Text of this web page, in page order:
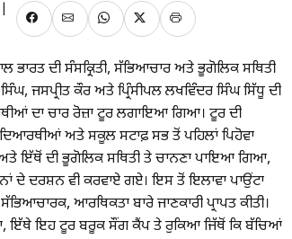
ਦੀ ਸੰਸਕ੍ਰਿਤੀ, ਸੱਭਿਆਚਾਰ ਅਤੇ ਭੂਗੋਲਿਕ ਸਥਿਤੀ
ਜਸਪ੍ਰੀਤ ਕੌਰ ਅਤੇ ਪ੍ਰਿੰਸੀਪਲ ਲਖਵਿੰਦਰ ਸਿੰਘ ਸਿੱਧੂ ਦੀ
ਦਾ ਚਾਰ ਰੋਜ਼ਾ ਟੂਰ ਲਗਾਇਆ ਗਿਆ। ਟੂਰ ਦੀ
ਅਤੇ ਸਕੂਲ ਸਟਾਫ਼ ਸਭ ਤੋਂ ਪਹਿਲਾਂ ਪਿਹੋਵਾ
ਇੱਥੋਂ ਦੀ ਭੂਗੋਲਿਕ ਸਥਿਤੀ ਤੇ ਚਾਨਣਾ ਪਾਇਆ ਗਿਆ,
ਦੇ ਦਰਸ਼ਨ ਵੀ ਕਰਵਾਏ ਗਏ। ਇਸ ਤੋਂ ਇਲਾਵਾ ਪਾਉਂਟਾ
ਆਰਥਿਕਤਾ ਬਾਰੇ ਜਾਣਕਾਰੀ ਪ੍ਰਾਪਤ ਕੀਤੀ।
ਇੱਥੇ ਇਹ ਟੂਰ ਬਰੂਕ ਸੌਂਗ ਕੈਂਪ ਤੇ ਰੁਕਿਆ ਜਿੱਥੋਂ ਕਿ ਬੱਚਿਆਂ